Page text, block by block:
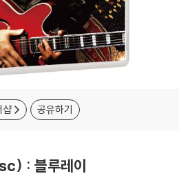
샵 공유하기
: 블루레이